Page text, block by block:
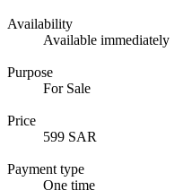
Availability
Available immediately
Purpose
For Sale
Price
599 SAR
Payment type
One time